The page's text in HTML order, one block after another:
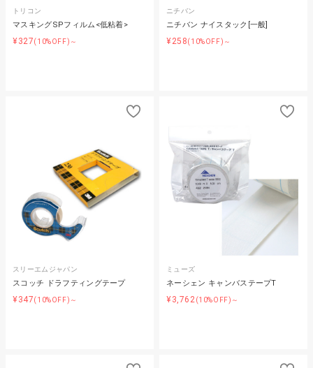
トリコン
マスキングSPフィルム<低粘着>
¥327(10%OFF)～
ニチバン
ニチバン ナイスタック[一般]
¥258(10%OFF)～
スリーエムジャパン
スコッチ ドラフティングテープ
¥347(10%OFF)～
ミューズ
ネーシェン キャンバステープT
¥3,762(10%OFF)～